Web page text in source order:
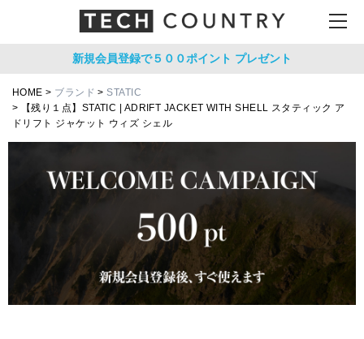
新規会員登録で５００ポイント プレゼント
HOME ブランド
STATIC
【残り１点】STATIC | ADRIFT JACKET WITH SHELL スタティック ア
ドリフト ジャケット ウィズ シェル